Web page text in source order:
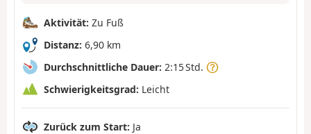
Aktivität: Zu Fuß
Distanz: 6,90 km
Durchschnittliche Dauer: 2:15 Std.
Schwierigkeitsgrad: Leicht
Zurück zum Start: Ja